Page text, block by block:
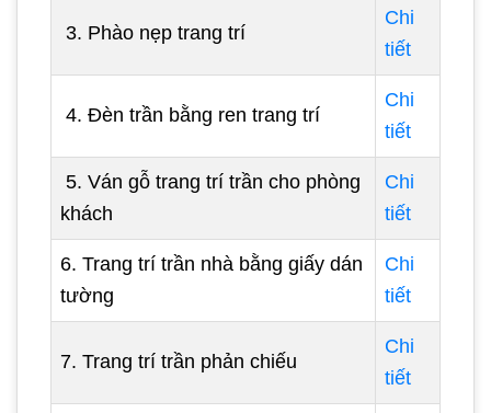
3. Phào nẹp trang trí
Chi
tiết
4. Đèn trần bằng ren trang trí
Chi
tiết
5. Ván gỗ trang trí trần cho phòng
khách
Chi
tiết
6. Trang trí trần nhà bằng giấy dán
tường
Chi
tiết
7. Trang trí trần phản chiếu
Chi
tiết